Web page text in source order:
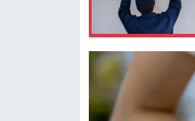
Yaşam-Çevre